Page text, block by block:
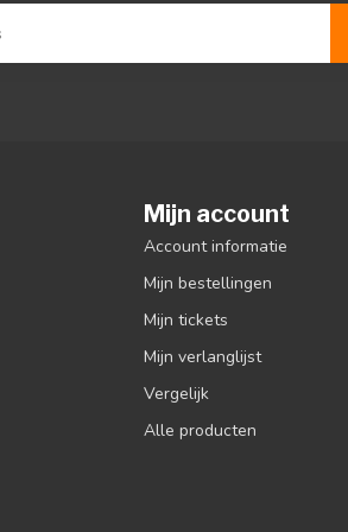
Mijn account
Account informatie
Mijn bestellingen
Mijn tickets
Mijn verlanglijst
Vergelijk
Alle producten